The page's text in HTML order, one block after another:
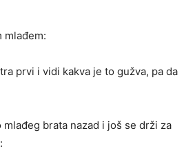
mlađem:
prvi i vidi kakva je to gužva, pa da
mlađeg brata nazad i još se drži za